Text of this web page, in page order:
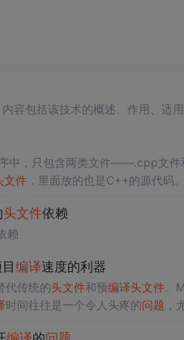
内容包括该技术的概述、作用、适
文件
头文件依赖
赖
编译速度的利器
代传统的头文件和预编译头文件。
时间往往是一个令人头疼的问题 ，